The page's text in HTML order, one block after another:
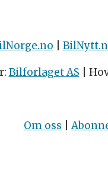
Bilforlaget AS |
Om oss |